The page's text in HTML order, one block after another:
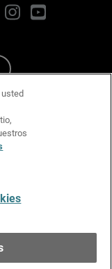
InstagramYouTube